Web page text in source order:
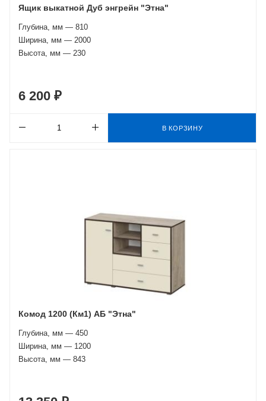
Ящик выкатной Дуб энгрейн "Этна"
Глубина, мм — 810
Ширина, мм — 2000
Высота, мм — 230
6 200 ₽
В КОРЗИНУ
Комод 1200 (Км1) АБ "Этна"
Глубина, мм — 450
Ширина, мм — 1200
Высота, мм — 843